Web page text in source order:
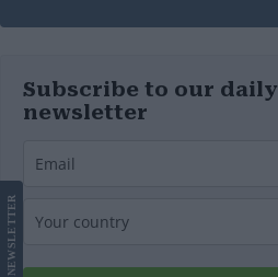
Subscribe to our daily
newsletter
NEWS
LETTER